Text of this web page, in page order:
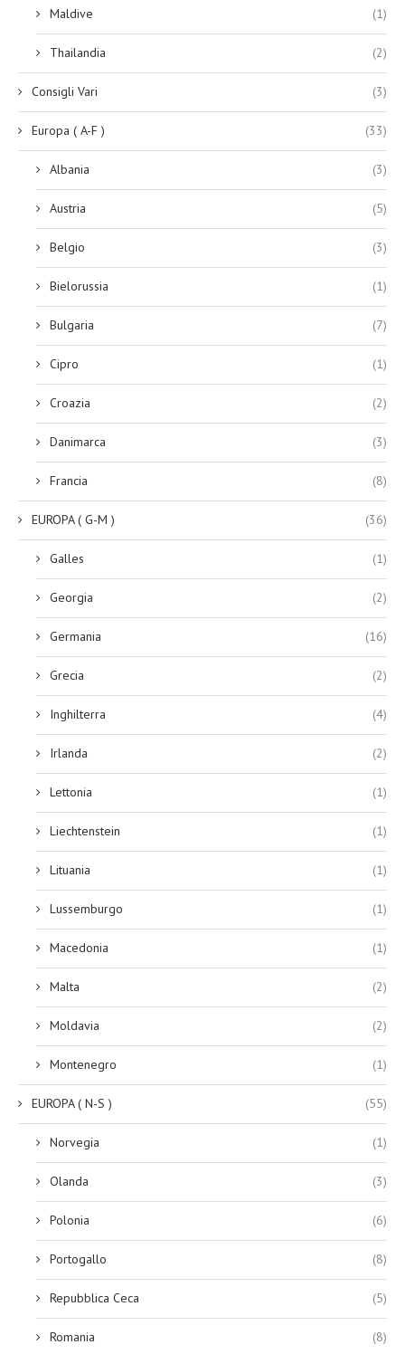
Maldive (1)
Thailandia (2)
Consigli Vari (3)
Europa ( A-F ) (33)
Albania (3)
Austria (5)
Belgio (3)
Bielorussia (1)
Bulgaria (7)
Cipro (1)
Croazia (2)
Danimarca (3)
Francia (8)
EUROPA ( G-M ) (36)
Galles (1)
Georgia (2)
Germania (16)
Grecia (2)
Inghilterra (4)
Irlanda (2)
Lettonia (1)
Liechtenstein (1)
Lituania (1)
Lussemburgo (1)
Macedonia (1)
Malta (2)
Moldavia (2)
Montenegro (1)
EUROPA ( N-S ) (55)
Norvegia (1)
Olanda (3)
Polonia (6)
Portogallo (8)
Repubblica Ceca (5)
Romania (8)